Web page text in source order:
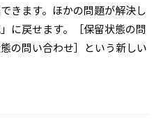
きます。ほかの問題が解決し
に戻せます。［保留状態の問
の問い合わせ］という新しい